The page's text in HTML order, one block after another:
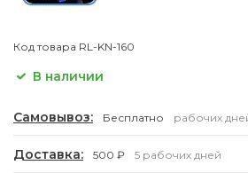
Код товара RL-KN-160
В наличии
Самовывоз: Бесплатно рабочих
Доставка: 500 ₽ 5 рабочих дней